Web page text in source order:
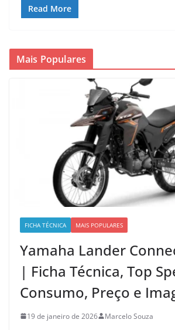
Read More
Mais Populares
FICHA TÉCNICA MAIS POPULARES
Yamaha Lander
| Ficha Técnica, Top
Consumo, Preço e
19 de janeiro de 2026 Marcelo Souza